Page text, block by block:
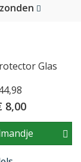
Glas
8,00